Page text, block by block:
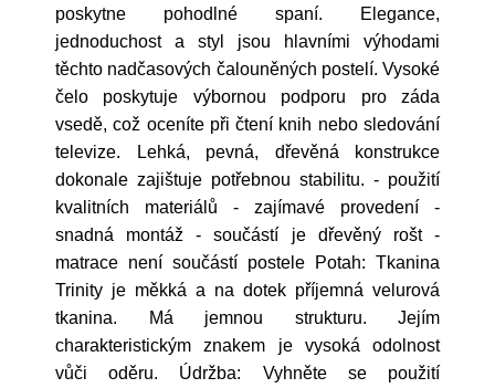
poskytne pohodlné spaní. Elegance,
jednoduchost a styl jsou hlavními výhodami
těchto nadčasových čalouněných postelí. Vysoké
čelo poskytuje výbornou podporu pro záda
vsedě, což oceníte při čtení knih nebo sledování
televize. Lehká, pevná, dřevěná konstrukce
dokonale zajištuje potřebnou stabilitu. - použití
kvalitních materiálů - zajímavé provedení -
snadná montáž - součástí je dřevěný rošt -
matrace není součástí postele Potah: Tkanina
Trinity je měkká a na dotek příjemná velurová
tkanina. Má jemnou strukturu. Jejím
charakteristickým znakem je vysoká odolnost
vůči oděru. Údržba: Vyhněte se použití